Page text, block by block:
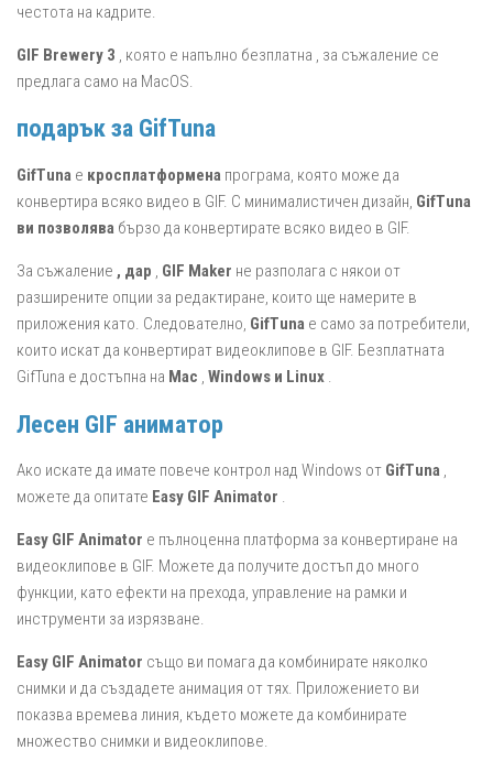
честота на кадрите.
GIF Brewery 3 , която е напълно безплатна , за съжаление се
предлага само на MacOS.
подарък за GifTuna
GifTuna е кросплатформена програма, която може да
конвертира всяко видео в GIF. С минималистичен дизайн, GifTuna
ви позволява бързо да конвертирате всяко видео в GIF.
За съжаление , дар , GIF Maker не разполага с някои от
разширените опции за редактиране, които ще намерите в
приложения като. Следователно, GifTuna е само за потребители,
които искат да конвертират видеоклипове в GIF. Безплатната
GifTuna е достъпна на Mac , Windows и Linux .
Лесен GIF аниматор
Ако искате да имате повече контрол над Windows от GifTuna ,
можете да опитате Easy GIF Animator .
Easy GIF Animator е пълноценна платформа за конвертиране на
видеоклипове в GIF. Можете да получите достъп до много
функции, като ефекти на прехода, управление на рамки и
инструменти за изрязване.
Easy GIF Animator също ви помага да комбинирате няколко
снимки и да създадете анимация от тях. Приложението ви
показва времева линия, където можете да комбинирате
множество снимки и видеоклипове.